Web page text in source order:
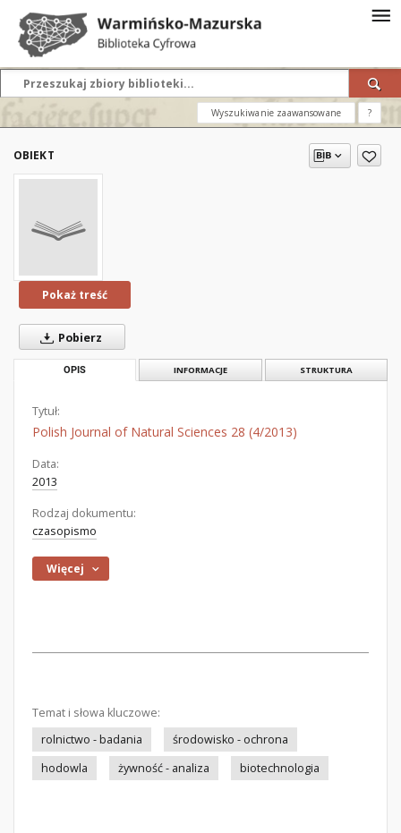
Wyszukiwanie zaawansowane ?
OBIEKT
Pokaż treść
Pobierz
OPIS INFORMACJE STRUKTURA
Tytuł:
Polish Journal of Natural Sciences 28 (4/2013)
Data:
2013
Rodzaj dokumentu:
czasopismo
Więcej
Temat i słowa kluczowe:
rolnictwo - badania
środowisko - ochrona
hodowla
żywność - analiza biotechnologia